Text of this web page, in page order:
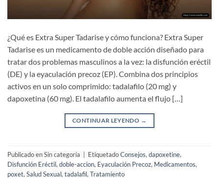
¿Qué es Extra Super Tadarise y cómo funciona? Extra Super
Tadarise es un medicamento de doble acción diseñado para
tratar dos problemas masculinos a la vez: la disfunción eréctil
(DE) y la eyaculación precoz (EP). Combina dos principios
activos en un solo comprimido: tadalafilo (20 mg) y
dapoxetina (60 mg). El tadalafilo aumenta el flujo […]
CONTINUAR LEYENDO →
Publicado en Sin categoría EtiquetadoConsejos, dapoxetine,
Disfunción Eréctil, doble-accion, Eyaculación Precoz, Medicamentos,
poxet, Salud Sexual, tadalafil, Tratamiento